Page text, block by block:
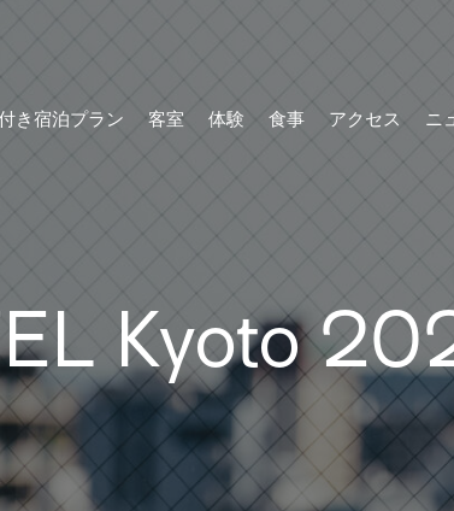
き宿泊プラン
客室 体験 食事 アクセス ニ
Kyoto